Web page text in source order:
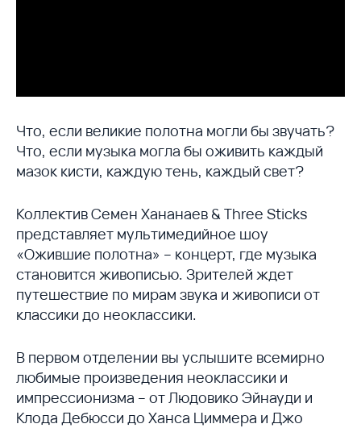
Что, если великие полотна могли бы звучать?
Что, если музыка могла бы оживить каждый
мазок кисти, каждую тень, каждый свет?
Коллектив Семен Хананаев & Three Sticks
представляет мультимедийное шоу
«Ожившие полотна» – концерт, где музыка
становится живописью. Зрителей ждет
путешествие по мирам звука и живописи от
классики до неоклассики.
В первом отделении вы услышите всемирно
любимые произведения неоклассики и
импрессионизма – от Людовико Эйнауди и
Клода Дебюсси до Ханса Циммера и Джо